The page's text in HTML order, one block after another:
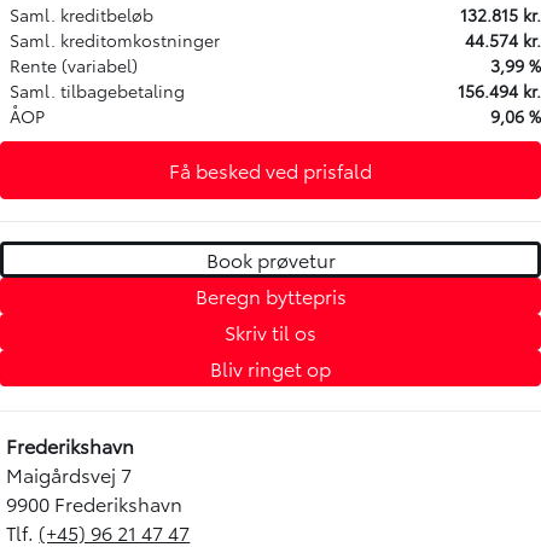
Saml. kreditbeløb
132.815 kr.
Saml. kreditomkostninger
44.574 kr.
Rente (variabel)
3,99 %
Saml. tilbagebetaling
156.494 kr.
ÅOP
9,06 %
Få besked ved prisfald
Book prøvetur
Beregn byttepris
Skriv til os
Bliv ringet op
Frederikshavn
Maigårdsvej 7
9900 Frederikshavn
Tlf. (+45) 96 21 47 47